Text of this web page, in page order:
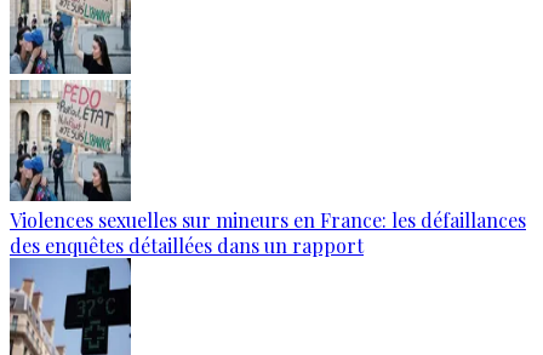
Violences sexuelles sur mineurs en France: les défaillances
des enquêtes détaillées dans un rapport